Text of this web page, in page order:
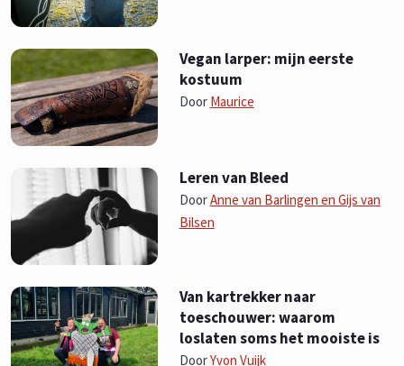
Vegan larper: mijn eerste
kostuum
Door Maurice
Leren van Bleed
DoorAnne van Barlingen en Gijs van
Bilsen
Van kartrekker naar
toeschouwer: waarom
loslaten soms het mooiste is
DoorYvon Vuijk